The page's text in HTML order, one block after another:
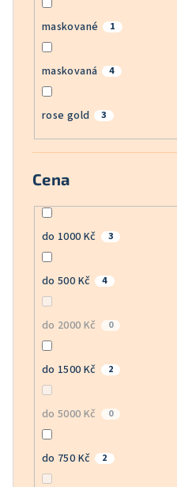
maskované 1
maskovaná 4
rose gold 3
Cena
do 1000 Kč 3
do 500 Kč 4
do 2000 Kč 0
do 1500 Kč 2
do 5000 Kč 0
do 750 Kč 2